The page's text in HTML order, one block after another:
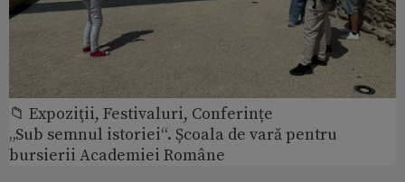
📁 Expoziţii, Festivaluri, Conferințe
„Sub semnul istoriei“. Școala de vară pentru
bursierii Academiei Române